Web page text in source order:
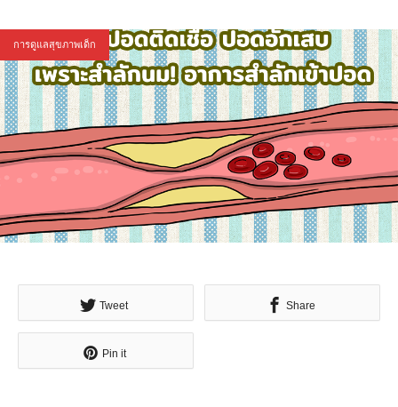
การดูแลสุขภาพเด็ก
Tweet Share
Pin it